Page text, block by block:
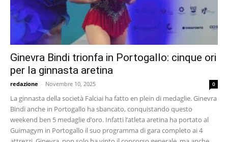
Ginevra Bindi trionfa in Portogallo: cinque ori
per la ginnasta aretina
redazione - Novembre 10, 2025 0
La ginnasta della società Falciai ha fatto en plein di medaglie. Ginevra
Bindi anche in Portogallo ha sbancato, conquistando questo
weekend ben 5 medaglie d’oro. Infatti l’atleta aretina ha portato al
Guimagym in Portogallo il suo programma di gara completo ai 4